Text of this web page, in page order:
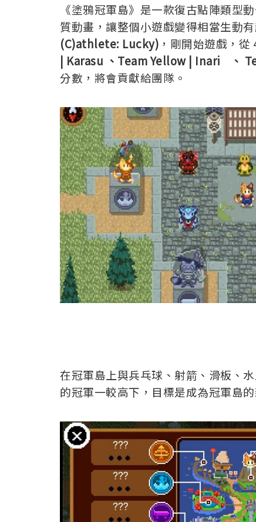
《塗鴉冠軍島》是一款復古點陣類型
質動畫，讓整個小遊戲變得相當生動
(C)athlete: Lucky) ，剛開始遊戲，
| Karasu 、Team Yellow | Inari 、
分數，將會貢獻給團隊。
在冠軍島上與兵乓球、射箭、滑板、
的冠軍一較高下，目標是成為冠軍島的